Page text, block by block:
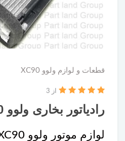
قطعات و لوازم ولوو XC90
رادیاتور بخاری ولوو XC90
از 3
لوازم موتور ولوو XC90